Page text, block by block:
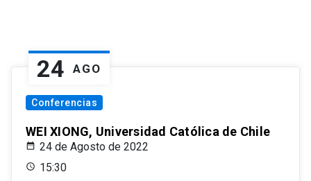
24 AGO
Conferencias
WEI XIONG, Universidad Católica de Chile
24 de Agosto de 2022
15:30